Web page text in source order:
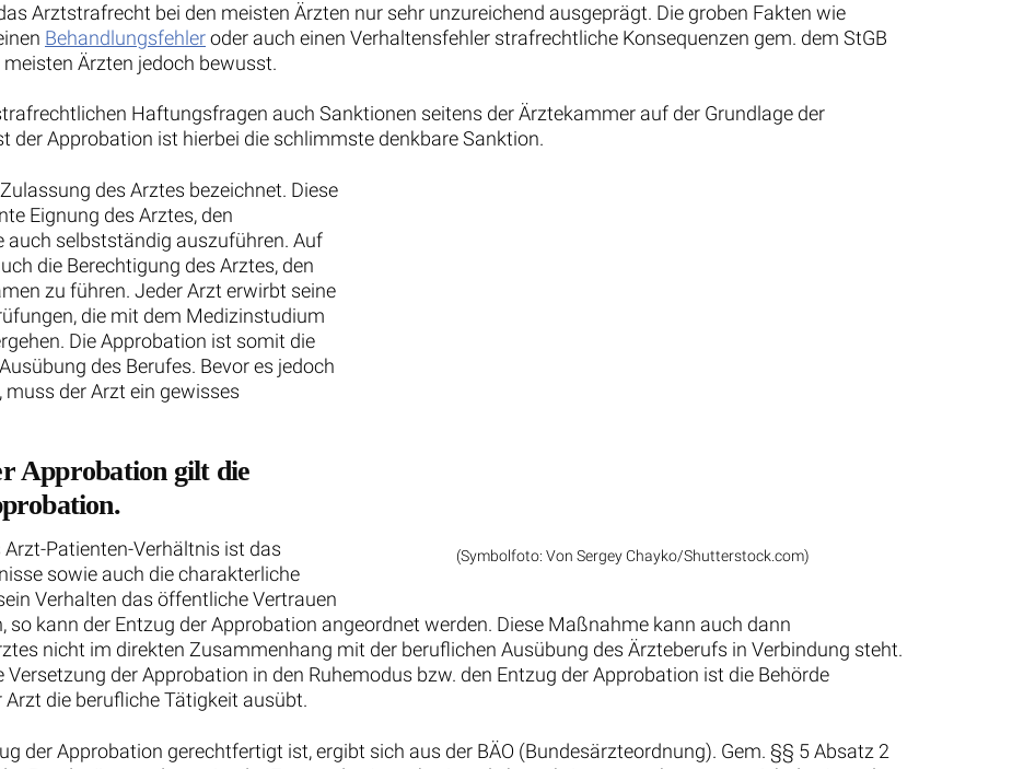
Arztstrafrecht bei den meisten Ärzten nur sehr unzureichend ausgeprägt. Die groben Fakten wie
Behandlungsfehleroder auch einen Verhaltensfehler strafrechtliche Konsequenzen gem. dem StGB
Ärzten jedoch bewusst.
Haftungsfragen auch Sanktionen seitens der Ärztekammer auf der Grundlage der
der Approbation ist hierbei die schlimmste denkbare Sanktion.
(Symbolfoto: Von Sergey Chayko/Shutterstock.com)
des Arztes bezeichnet. Diese
Eignung des Arztes, den
selbstständig auszuführen. Auf
die Berechtigung des Arztes, den
zu führen. Jeder Arzt erwirbt seine
die mit dem Medizinstudium
Die Approbation ist somit die
des Berufes. Bevor es jedoch
der Arzt ein gewisses
Approbation gilt die
Patienten-Verhältnis ist das
sowie auch die charakterliche
Verhalten das öffentliche Vertrauen
so kann der Entzug der Approbation angeordnet werden. Diese Maßnahme kann auch dann
nicht im direkten Zusammenhang mit der beruflichen Ausübung des Ärzteberufs in Verbindung steht.
der Approbation in den Ruhemodus bzw. den Entzug der Approbation ist die Behörde
die berufliche Tätigkeit ausübt.
der Approbation gerechtfertigt ist, ergibt sich aus der BÄO (Bundesärzteordnung). Gem. §§ 5 Absatz 2